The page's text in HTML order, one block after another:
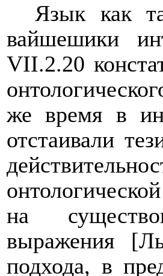
Язык как
вайшешики
VII.2.20
же время в
отстаивали
на
выражения
подхода, в